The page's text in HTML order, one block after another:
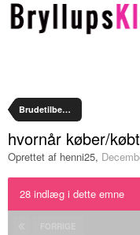
Brudetilbehør
hvornår køber/
Oprettet af henni25,
28 indlæg i dette emne